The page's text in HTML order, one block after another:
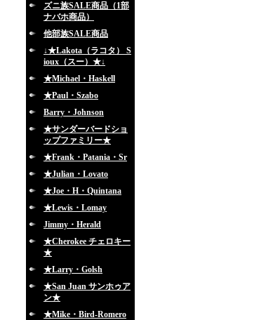
ズニ族SALE商品（1部
ナバホ商品）
他部族SALE商品
↓★Lakota（ラコタ） S
ioux（スー）★↓
★Michael・Haskell
★Paul・Szabo
Barry・Johnson
★サンダーバードショ
ップファミリー★
★Frank・Patania・Sr
★Julian・Lovato
★Joe・H・Quintana
★Lewis・Lomay
Jimmy・Herald
★Cherokee チェロキー
★
★Larry・Golsh
★San Juan サンホゥア
ン★
★Mike・Bird-Romero